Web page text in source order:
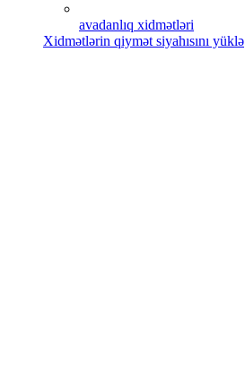
avadanlıq xidmətləri
Xidmətlərin qiymət siyahısını yüklə